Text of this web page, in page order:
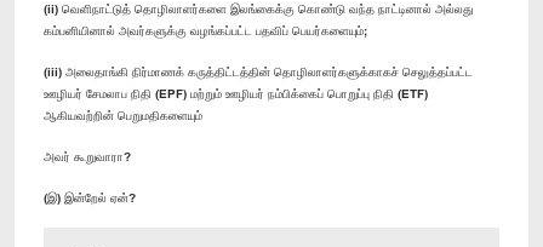
(ii) வெளிநாட்டுத் தொழிலாளர்களை இலங்கைக்கு கொண்டு வந்த நாட்டினால் அல்லது
கம்பனியினால் அவர்களுக்கு வழங்கப்பட்ட பதவிப் பெயர்களையும்;
(iii) அலைதாங்கி நிர்மாணக் கருத்திட்டத்தின் தொழிலாளர்களுக்காகச் செலுத்தப்பட்ட
ஊழியர் சேமலாப நிதி (EPF) மற்றும் ஊழியர் நம்பிக்கைப் பொறுப்பு நிதி (ETF)
ஆகியவற்றின் பெறுமதிகளையும்
அவர் கூறுவாரா?
(இ) இன்றேல் ஏன்?